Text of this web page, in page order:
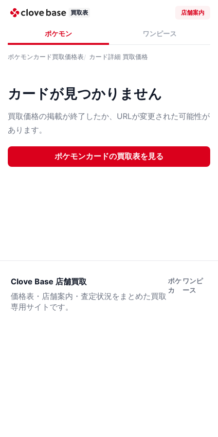
買取表 店舗案内
ポケモン ワンピース
ポケモンカード買取価格表 カード詳細 買取価格
カードが見つかりません
買取価格の掲載が終了したか、URLが変更された可能性が
あります。
ポケモンカードの買取表を見る
Clove Base 店舗買取
価格表・店舗案内・査定状況をまとめた買取
専用サイトです。
ポケ
カ
ワンピ
ース